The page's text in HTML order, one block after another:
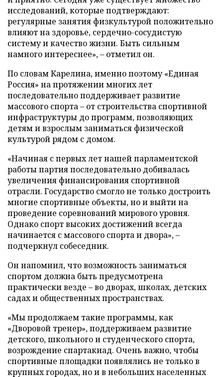
исследований, которые подтверждают:
регулярные занятия физкультурой положительно
влияют на здоровье, сердечно-сосудистую
систему и качество жизни. Быть сильным
намного интереснее», – отметил он.
По словам Карелина, именно поэтому «Единая
Россия» на протяжении многих лет
последовательно поддерживает развитие
массового спорта – от строительства спортивной
инфраструктуры до программ, позволяющих
детям и взрослым заниматься физической
культурой рядом с домом.
«Начиная с первых лет нашей парламентской
работы партия последовательно добивалась
увеличения финансирования спортивной
отрасли. Государство смогло не только достроить
многие спортивные объекты, но и выйти на
проведение соревнований мирового уровня.
Однако спорт высоких достижений всегда
начинается с массового спорта и двора», –
подчеркнул собеседник.
Он напомнил, что возможность заниматься
спортом должна быть предусмотрена
практически везде – во дворах, школах, детских
садах и общественных пространствах.
«Мы продолжаем такие программы, как
«Дворовой тренер», поддерживаем развитие
детского, школьного и студенческого спорта,
возрождение спартакиад. Очень важно, чтобы
спортивные площадки появлялись не только в
крупных городах, но и в небольших населенных